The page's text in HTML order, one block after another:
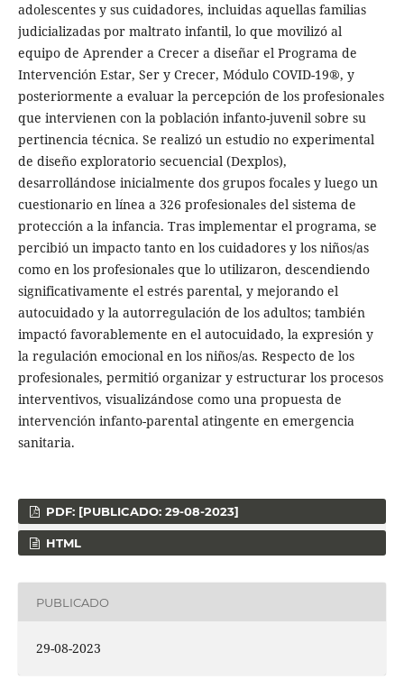
adolescentes y sus cuidadores, incluidas aquellas familias
judicializadas por maltrato infantil, lo que movilizó al
equipo de Aprender a Crecer a diseñar el Programa de
Intervención Estar, Ser y Crecer, Módulo COVID-19®, y
posteriormente a evaluar la percepción de los profesionales
que intervienen con la población infanto-juvenil sobre su
pertinencia técnica. Se realizó un estudio no experimental
de diseño exploratorio secuencial (Dexplos),
desarrollándose inicialmente dos grupos focales y luego un
cuestionario en línea a 326 profesionales del sistema de
protección a la infancia. Tras implementar el programa, se
percibió un impacto tanto en los cuidadores y los niños/as
como en los profesionales que lo utilizaron, descendiendo
significativamente el estrés parental, y mejorando el
autocuidado y la autorregulación de los adultos; también
impactó favorablemente en el autocuidado, la expresión y
la regulación emocional en los niños/as. Respecto de los
profesionales, permitió organizar y estructurar los procesos
interventivos, visualizándose como una propuesta de
intervención infanto-parental atingente en emergencia
sanitaria.
PDF: [PUBLICADO: 29-08-2023]
HTML
PUBLICADO
29-08-2023